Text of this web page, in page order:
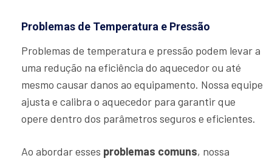
Problemas de Temperatura e Pressão
Problemas de temperatura e pressão podem levar a
uma redução na eficiência do aquecedor ou até
mesmo causar danos ao equipamento. Nossa equipe
ajusta e calibra o aquecedor para garantir que
opere dentro dos parâmetros seguros e eficientes.
Ao abordar esses problemas comuns, nossa